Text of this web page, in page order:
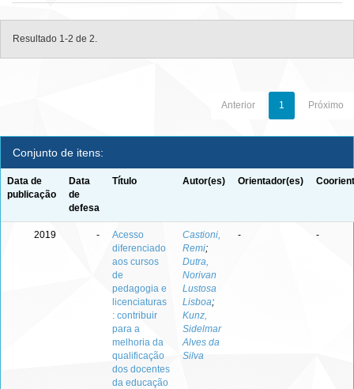
Resultado 1-2 de 2.
Anterior 1 Próximo
Conjunto de itens:
Data de
publicação
Data
de
defesa
Título Autor(es) Orientador(es)
2019 -
Acesso
diferenciado
aos cursos
de
pedagogia e
licenciaturas
: contribuir
para a
melhoria da
qualificação
dos docentes
da educação
Castioni,
Remi;
Dutra,
Norivan
Lustosa
Lisboa;
Kunz,
Sidelmar
Alves da
Silva
- -